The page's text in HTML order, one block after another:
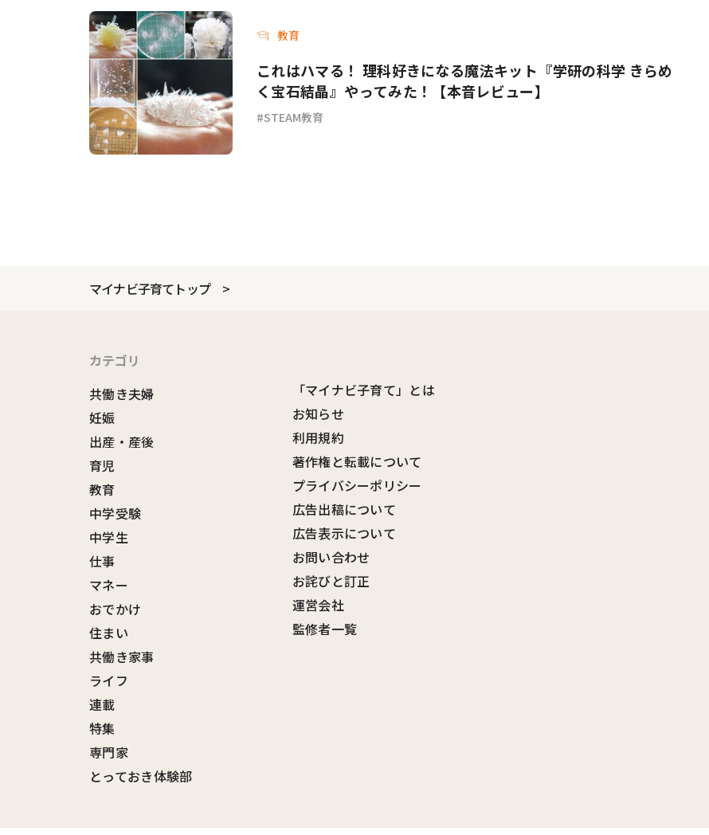
教育
これはハマる！ 理科好きになる魔法キット『学研の科学 きらめ
く宝石結晶』やってみた！【本音レビュー】
STEAM教育
マイナビ子育てトップ
カテゴリ
共働き夫婦
妊娠
出産・産後
育児
教育
中学受験
中学生
仕事
マネー
おでかけ
住まい
共働き家事
ライフ
連載
特集
専門家
とっておき体験部
「マイナビ子育て」とは
お知らせ
利用規約
著作権と転載について
プライバシーポリシー
広告出稿について
広告表示について
お問い合わせ
お詫びと訂正
運営会社
監修者一覧